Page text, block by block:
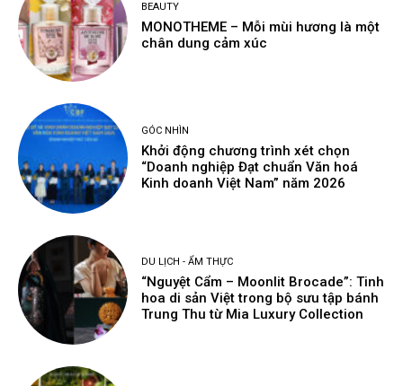
BEAUTY
MONOTHEME – Mỗi mùi hương là một
chân dung cảm xúc
GÓC NHÌN
Khởi động chương trình xét chọn
“Doanh nghiệp Đạt chuẩn Văn hoá
Kinh doanh Việt Nam” năm 2026
DU LỊCH - ẨM THỰC
“Nguyệt Cẩm – Moonlit Brocade”: Tinh
hoa di sản Việt trong bộ sưu tập bánh
Trung Thu từ Mia Luxury Collection